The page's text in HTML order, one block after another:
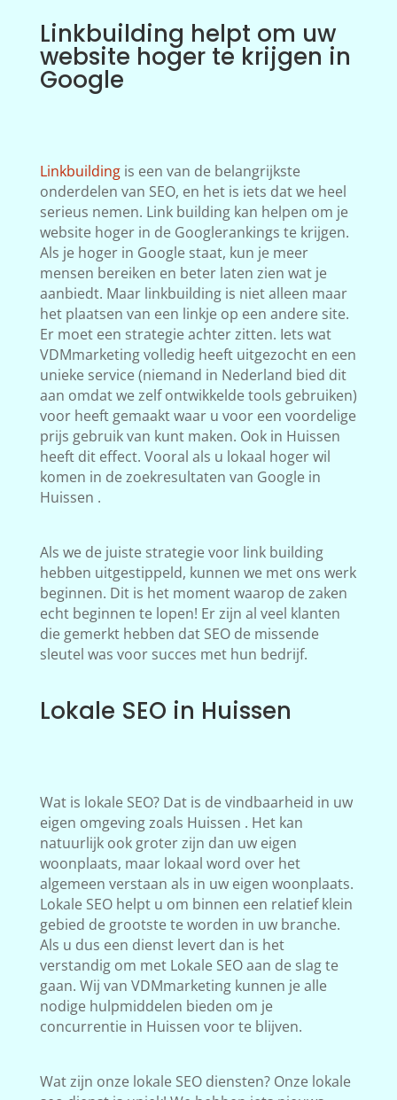
Linkbuilding helpt om uw
website hoger te krijgen in
Google
Linkbuildingis een van de belangrijkste
onderdelen van SEO, en het is iets dat we heel
serieus nemen. Link building kan helpen om je
website hoger in de Googlerankings te krijgen.
Als je hoger in Google staat, kun je meer
mensen bereiken en beter laten zien wat je
aanbiedt. Maar linkbuilding is niet alleen maar
het plaatsen van een linkje op een andere site.
Er moet een strategie achter zitten. Iets wat
VDMmarketing volledig heeft uitgezocht en een
unieke service (niemand in Nederland bied dit
aan omdat we zelf ontwikkelde tools gebruiken)
voor heeft gemaakt waar u voor een voordelige
prijs gebruik van kunt maken. Ook in Huissen
heeft dit effect. Vooral als u lokaal hoger wil
komen in de zoekresultaten van Google in
Huissen .
Als we de juiste strategie voor link building
hebben uitgestippeld, kunnen we met ons werk
beginnen. Dit is het moment waarop de zaken
echt beginnen te lopen! Er zijn al veel klanten
die gemerkt hebben dat SEO de missende
sleutel was voor succes met hun bedrijf.
Lokale SEO in Huissen
Wat is lokale SEO? Dat is de vindbaarheid in uw
eigen omgeving zoals Huissen . Het kan
natuurlijk ook groter zijn dan uw eigen
woonplaats, maar lokaal word over het
algemeen verstaan als in uw eigen woonplaats.
Lokale SEO helpt u om binnen een relatief klein
gebied de grootste te worden in uw branche.
Als u dus een dienst levert dan is het
verstandig om met Lokale SEO aan de slag te
gaan. Wij van VDMmarketing kunnen je alle
nodige hulpmiddelen bieden om je
concurrentie in Huissen voor te blijven.
Wat zijn onze lokale SEO diensten? Onze lokale